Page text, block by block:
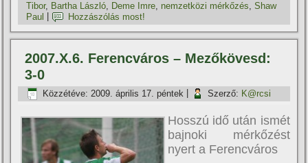
Tibor, Bartha László, Deme Imre, nemzetközi mérkőzés,Shaw
Paul
Hozzászólás most!
2007.X.6. Ferencváros – Mezőkövesd:
3-0
Közzétéve: 2009. április 17. péntek Szerző: K@rcsi
Hosszú idő után ismét
bajnoki mérkőzést
nyert a Ferencváros